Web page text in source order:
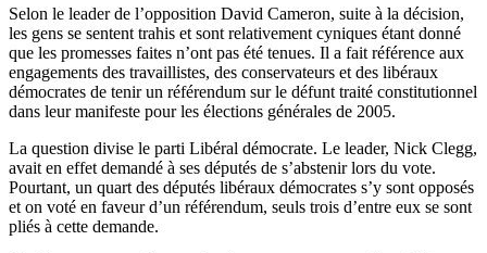
Selon le leader de l’opposition David Cameron, suite à la décision,
les gens se sentent trahis et sont relativement cyniques étant donné
que les promesses faites n’ont pas été tenues. Il a fait référence aux
engagements des travaillistes, des conservateurs et des libéraux
démocrates de tenir un référendum sur le défunt traité constitutionnel
dans leur manifeste pour les élections générales de 2005.
La question divise le parti Libéral démocrate. Le leader, Nick Clegg,
avait en effet demandé à ses députés de s’abstenir lors du vote.
Pourtant, un quart des députés libéraux démocrates s’y sont opposés
et on voté en faveur d’un référendum, seuls trois d’entre eux se sont
pliés à cette demande.